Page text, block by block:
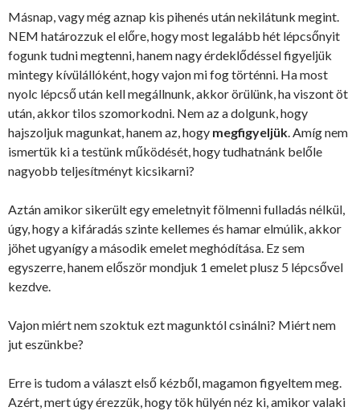
Másnap, vagy még aznap kis pihenés után nekilátunk megint.
NEM határozzuk el előre, hogy most legalább hét lépcsőnyit
fogunk tudni megtenni, hanem nagy érdeklődéssel figyeljük
mintegy kívülállóként, hogy vajon mi fog történni. Ha most
nyolc lépcső után kell megállnunk, akkor örülünk, ha viszont öt
után, akkor tilos szomorkodni. Nem az a dolgunk, hogy
hajszoljuk magunkat, hanem az, hogy megfigyeljük. Amíg nem
ismertük ki a testünk működését, hogy tudhatnánk belőle
nagyobb teljesítményt kicsikarni?
Aztán amikor sikerült egy emeletnyit fölmenni fulladás nélkül,
úgy, hogy a kifáradás szinte kellemes és hamar elmúlik, akkor
jöhet ugyanígy a második emelet meghódítása. Ez sem
egyszerre, hanem először mondjuk 1 emelet plusz 5 lépcsővel
kezdve.
Vajon miért nem szoktuk ezt magunktól csinálni? Miért nem
jut eszünkbe?
Erre is tudom a választ első kézből, magamon figyeltem meg.
Azért, mert úgy érezzük, hogy tök hülyén néz ki, amikor valaki